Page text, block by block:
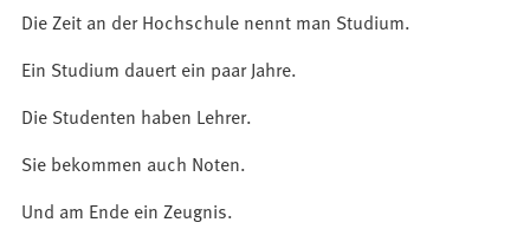
Die Zeit an der Hochschule nennt man Studium.
Ein Studium dauert ein paar Jahre.
Die Studenten haben Lehrer.
Sie bekommen auch Noten.
Und am Ende ein Zeugnis.